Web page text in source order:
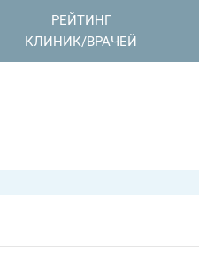
РЕЙТИНГ
КЛИНИК/ВРАЧЕЙ